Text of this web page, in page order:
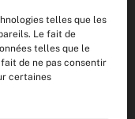
telles que les
Le fait de
telles que le
de ne pas consentir
certaines